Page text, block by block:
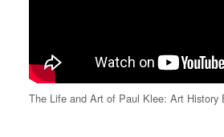
The Life and Art of Paul Klee: Art History